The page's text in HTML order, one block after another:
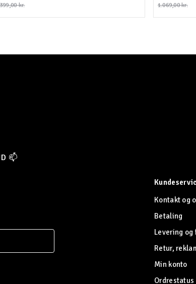
399,00 kr. 1.069,00 kr.
📫
Kontakt og
Betaling
Levering og
Retur,
Min konto